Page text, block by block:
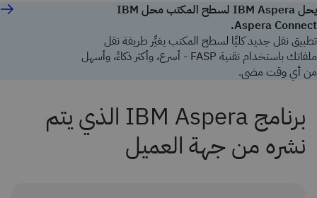
يحل IBM Aspera لسطح المكتب محل IBM
Aspera Connect.
تطبيق نقل جديد كليًا لسطح المكتب يغيِّر طريقة نقل
ملفاتك باستخدام تقنية FASP - أسرع، وأكثر ذكاءً، وأسهل
من أي وقت مضى.
برنامج IBM Aspera الذي يتم
نشره من جهة العميل